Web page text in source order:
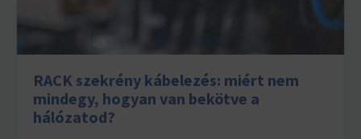
RACK szekrény kábelezés: miért nem
mindegy, hogyan van bekötve a
hálózatod?